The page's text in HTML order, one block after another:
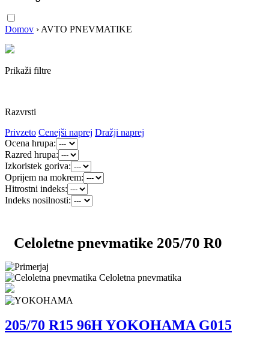
Domov › AVTO PNEVMATIKE
Prikaži filtre
Razvrsti
Privzeto Cenejši naprej Dražji naprej
Ocena hrupa:
Razred hrupa:
Izkoristek goriva:
Oprijem na mokrem:
Hitrostni indeks:
Indeks nosilnosti:
Celoletne pnevmatike 205/70 R0
Celoletna pnevmatika
205/70 R15 96H YOKOHAMA G015